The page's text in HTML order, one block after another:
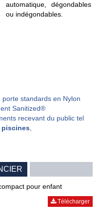
automatique, dégondables
ou indégondables.
standards en Nylon
Sanitized®
recevant du public tel
piscines
Télécharger